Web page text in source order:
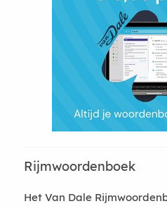
Rijmwoordenboek
Het Van Dale